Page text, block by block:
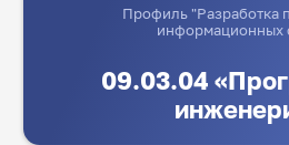
Профиль "Разработка
информационных
09.03.04